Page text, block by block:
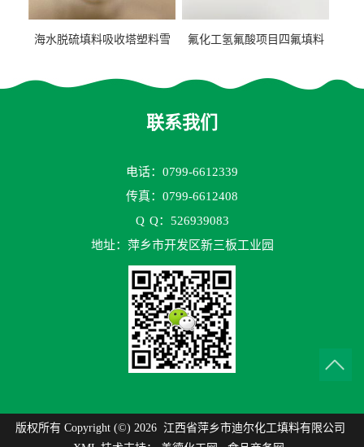
海水脱硫填料吸收塔塑料雪
氟化工氢氟酸项目四氟填料
蚀
联系我们
电话：0799-6612339
传真：0799-6612408
Q Q：526939083
地址：萍乡市开发区新三板工业园
版权所有 Copyright (©) 2026 江西省萍乡市迪尔化工填料有限公司